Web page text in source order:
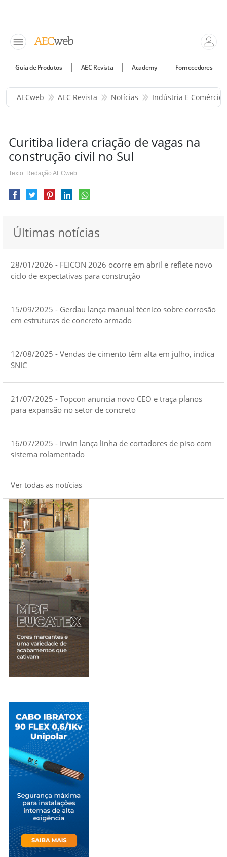
Guia de Produtos AEC Revista Academy Fornecedores
AECweb AEC Revista Notícias Indústria E Comércio
Curitiba lidera criação de vagas na
construção civil no Sul
Texto: Redação AECweb
Últimas notícias
28/01/2026 - FEICON 2026 ocorre em abril e reflete novo
ciclo de expectativas para construção
15/09/2025 - Gerdau lança manual técnico sobre corrosão
em estruturas de concreto armado
12/08/2025 - Vendas de cimento têm alta em julho, indica
SNIC
21/07/2025 - Topcon anuncia novo CEO e traça planos
para expansão no setor de concreto
16/07/2025 - Irwin lança linha de cortadores de piso com
sistema rolamentado
Ver todas as notícias